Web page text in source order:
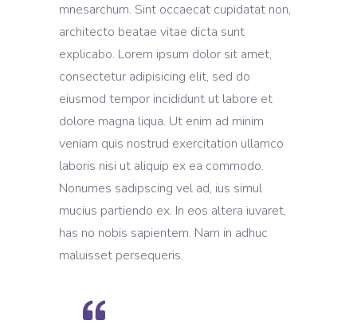
mnesarchum. Sint occaecat cupidatat non,
architecto beatae vitae dicta sunt
explicabo. Lorem ipsum dolor sit amet,
consectetur adipisicing elit, sed do
eiusmod tempor incididunt ut labore et
dolore magna liqua. Ut enim ad minim
veniam quis nostrud exercitation ullamco
laboris nisi ut aliquip ex ea commodo.
Nonumes sadipscing vel ad, ius simul
mucius partiendo ex. In eos altera iuvaret,
has no nobis sapientem. Nam in adhuc
maluisset persequeris.